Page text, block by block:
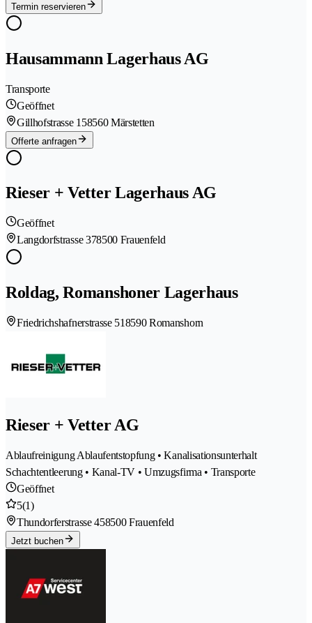
Termin reservieren
Hausammann Lagerhaus AG
Transporte
Geöffnet
Gillhofstrasse 158560 Märstetten
Offerte anfragen
Rieser + Vetter Lagerhaus AG
Geöffnet
Langdorfstrasse 378500 Frauenfeld
Roldag, Romanshoner Lagerhaus
Friedrichshafnerstrasse 518590 Romanshorn
Rieser + Vetter AG
Ablaufreinigung Ablaufentstopfung • Kanalisationsunterhalt
Schachtentleerung • Kanal-TV • Umzugsfirma • Transporte
Geöffnet
5(1)
Thundorferstrasse 458500 Frauenfeld
Jetzt buchen